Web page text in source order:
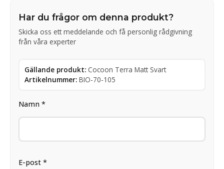
Har du frågor om denna produkt?
Skicka oss ett meddelande och få personlig rådgivning
från våra experter
Gällande produkt: Cocoon Terra Matt Svart
Artikelnummer: BIO-70-105
Namn *
E-post *